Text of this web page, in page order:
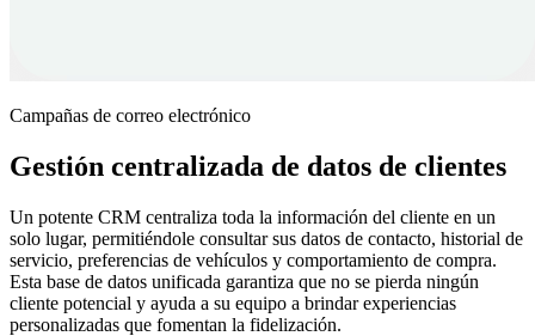
Campañas de correo electrónico
Gestión centralizada de datos de clientes
Un potente CRM centraliza toda la información del cliente en un
solo lugar, permitiéndole consultar sus datos de contacto, historial de
servicio, preferencias de vehículos y comportamiento de compra.
Esta base de datos unificada garantiza que no se pierda ningún
cliente potencial y ayuda a su equipo a brindar experiencias
personalizadas que fomentan la fidelización.